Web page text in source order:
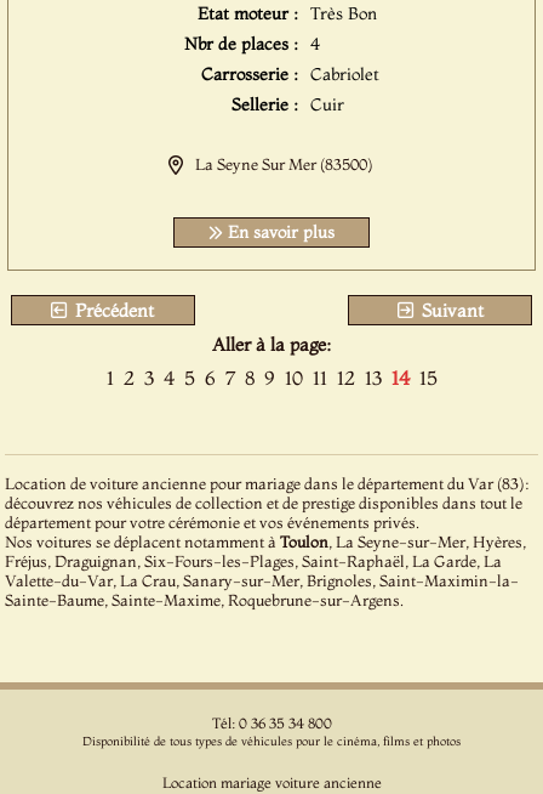
Etat moteur : Très Bon
Nbr de places : 4
Carrosserie : Cabriolet
Sellerie : Cuir
La Seyne Sur Mer (83500)
En savoir plus
Précédent
Suivant
Aller à la page:
1 2 3 4 5 6 7 8 9 10 11 12 13 14 15
Location de voiture ancienne pour mariage dans le département du Var (83):
découvrez nos véhicules de collection et de prestige disponibles dans tout le
département pour votre cérémonie et vos événements privés.
Nos voitures se déplacent notamment àToulon , La Seyne-sur-Mer, Hyères,
Fréjus, Draguignan, Six-Fours-les-Plages, Saint-Raphaël, La Garde, La
Valette-du-Var, La Crau, Sanary-sur-Mer, Brignoles, Saint-Maximin-la-
Sainte-Baume, Sainte-Maxime, Roquebrune-sur-Argens.
Tél: 0 36 35 34 800
Disponibilité de tous types de véhicules pour le cinéma, films et photos
Location mariage voiture ancienne